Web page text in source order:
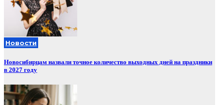
Новости
Новосибирцам назвали точное количество выходных дней на праздники
в 2027 году